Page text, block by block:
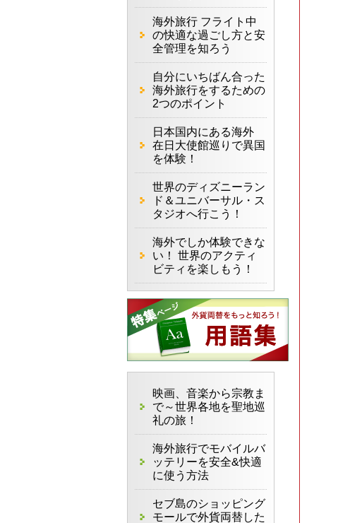
海外旅行 フライト中
の快適な過ごし方と安
全管理を知ろう
自分にいちばん合った
海外旅行をするための
2つのポイント
日本国内にある海外
在日大使館巡りで異国
を体験！
世界のディズニーラン
ド＆ユニバーサル・ス
タジオへ行こう！
海外でしか体験できな
い！ 世界のアクティ
ビティを楽しもう！
映画、音楽から宗教ま
で～世界各地を聖地巡
礼の旅！
海外旅行でモバイルバ
ッテリーを安全&快適
に使う方法
セブ島のショッピング
モールで外貨両替した